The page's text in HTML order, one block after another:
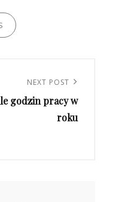
NEXT POST
godzin pracy w
roku